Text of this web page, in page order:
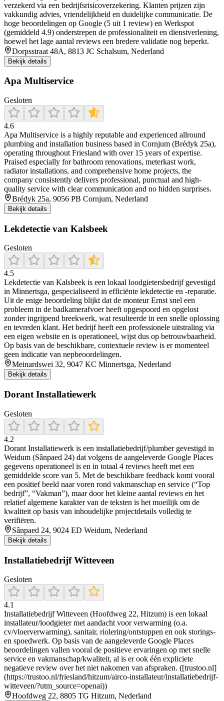
verzekerd via een bedrijfsrisicoverzekering. Klanten prijzen zijn
vakkundig advies, vriendelijkheid en duidelijke communicatie. De
hoge beoordelingen op Google (5 uit 1 review) en Werkspot
(gemiddeld 4.9) onderstrepen de professionaliteit en dienstverlening,
hoewel het lage aantal reviews een bredere validatie nog beperkt.
Dorpsstraat 48A, 8813 JC Schalsum, Nederland
Bekijk details
Apa Multiservice
Gesloten
4.6
Apa Multiservice is a highly reputable and experienced allround
plumbing and installation business based in Cornjum (Brédyk 25a),
operating throughout Friesland with over 15 years of expertise.
Praised especially for bathroom renovations, meterkast work,
radiator installations, and comprehensive home projects, the
company consistently delivers professional, punctual and high-
quality service with clear communication and no hidden surprises.
Brédyk 25a, 9056 PB Cornjum, Nederland
Bekijk details
Lekdetectie van Kalsbeek
Gesloten
4.5
Lekdetectie van Kalsbeek is een lokaal loodgietersbedrijf gevestigd
in Minnertsga, gespecialiseerd in efficiënte lekdetectie en -reparatie.
Uit de enige beoordeling blijkt dat de monteur Ernst snel een
probleem in de badkamerafvoer heeft opgespoord en opgelost
zonder ingrijpend breekwerk, wat resulteerde in een snelle oplossing
en tevreden klant. Het bedrijf heeft een professionele uitstraling via
een eigen website en is operationeel, wijst dus op betrouwbaarheid.
Op basis van de beschikbare, contextuele review is er momenteel
geen indicatie van nepbeoordelingen.
Meinardswei 32, 9047 KC Minnertsga, Nederland
Bekijk details
Dorant Installatiewerk
Gesloten
4.2
Dorant Installatiewerk is een installatiebedrijf/plumber gevestigd in
Weidum (Sânpaed 24) dat volgens de aangeleverde Google Places
gegevens operationeel is en in totaal 4 reviews heeft met een
gemiddelde score van 5. Met de beschikbare feedback komt vooral
een positief beeld naar voren rond vakmanschap en service (“Top
bedrijf”, “Vakman”), maar door het kleine aantal reviews en het
relatief algemene karakter van de teksten is het moeilijk om de
kwaliteit op basis van inhoudelijke projectdetails volledig te
verifiëren.
Sânpaed 24, 9024 ED Weidum, Nederland
Bekijk details
Installatiebedrijf Witteveen
Gesloten
4.1
Installatiebedrijf Witteveen (Hoofdweg 22, Hitzum) is een lokaal
installateur/loodgieter met aandacht voor verwarming (o.a.
cv/vloerverwarming), sanitair, riolering/ontstoppen en ook storings-
en spoedwerk. Op basis van de aangeleverde Google Places
beoordelingen vallen vooral de positieve ervaringen op met snelle
service en vakmanschap/kwaliteit, al is er ook één expliciete
negatieve review over het niet nakomen van afspraken. ([trustoo.nl]
(https://trustoo.nl/friesland/hitzum/airco-installateur/installatiebedrijf-
witteveen/?utm_source=openai))
Hoofdweg 22, 8805 TG Hitzum, Nederland